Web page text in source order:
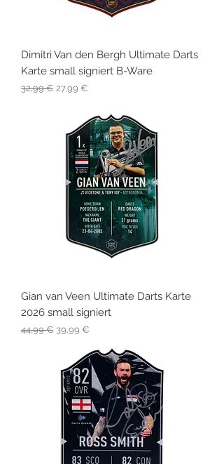
Dimitri Van den Bergh Ultimate Darts
Karte small signiert B-Ware
Standardpreis
32,99 € Sale-Preis
27,99 €
Gian van Veen Ultimate Darts Karte
2026 small signiert
Standardpreis
44,99 € Sale-Preis
39,99 €